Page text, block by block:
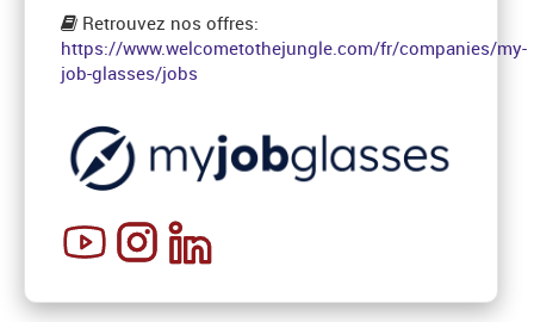
Retrouvez nos offres:
https://www.welcometothejungle.com/fr/companies/my-
job-glasses/jobs